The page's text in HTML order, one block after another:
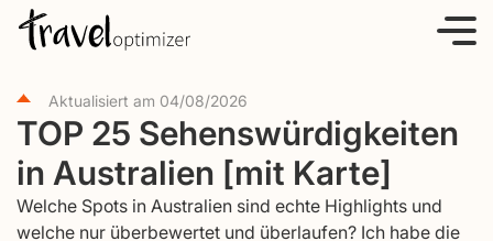
Aktualisiert am 04/08/2026
TOP 25 Sehenswürdigkeiten
in Australien [mit Karte]
Welche Spots in Australien sind echte Highlights und
welche nur überbewertet und überlaufen? Ich habe die